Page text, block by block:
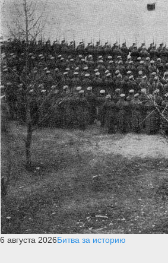
6 августа 2026Битва за историю